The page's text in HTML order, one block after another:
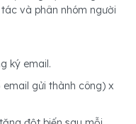
và phân nhóm người
ký email.
gửi thành công) x